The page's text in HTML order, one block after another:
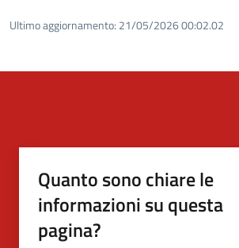
Ultimo aggiornamento: 21/05/2026 00:02.02
Quanto sono chiare le
informazioni su questa
pagina?